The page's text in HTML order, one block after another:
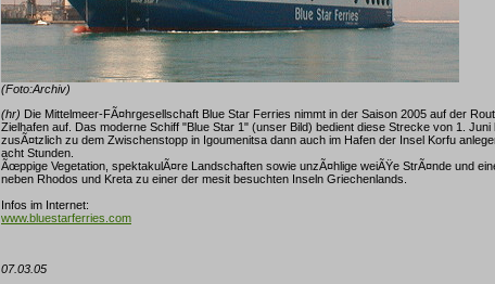
(Foto:Archiv)
(hr) Die Mittelmeer-FÃ¤hrgesellschaft Blue Star Ferries nimmt in der Saison 2005 auf der
Zielhafen auf. Das moderne Schiff "Blue Star 1" (unser Bild) bedient diese Strecke von 1.
zusÃ¤tzlich zu dem Zwischenstopp in Igoumenitsa dann auch im Hafen der Insel Korfu
acht Stunden.
Ãœppige Vegetation, spektakulÃ¤re Landschaften sowie unzÃ¤hlige weiÃŸe StrÃ¤nde und
neben Rhodos und Kreta zu einer der mesit besuchten Inseln Griechenlands.
Infos im Internet:
www.bluestarferries.com
07.03.05